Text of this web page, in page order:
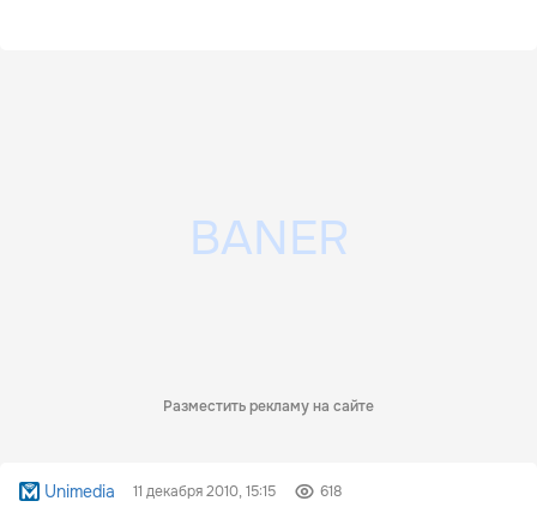
Разместить рекламу на сайте
Unimedia 11 декабря 2010, 15:15 618